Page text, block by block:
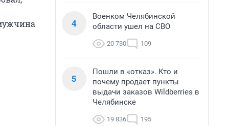
4
Военком Челябинской
области ушел на СВО
20 730 109
5
Пошли в «отказ». Кто и
почему продает пункты
выдачи заказов Wildberries в
Челябинске
19 836 195